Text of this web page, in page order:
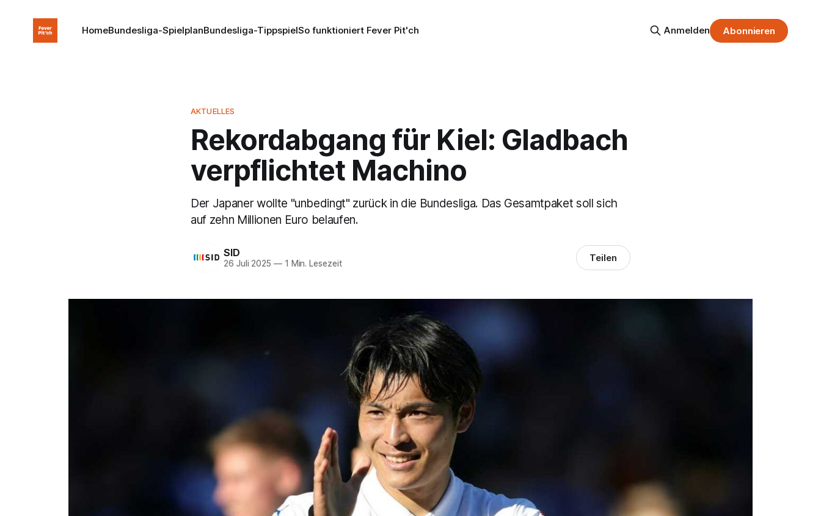
HomeBundesliga-SpielplanBundesliga-TippspielSo funktioniert Fever Pit'ch Anmelden Abonnieren
AKTUELLES
Rekordabgang für Kiel: Gladbach
verpflichtet Machino
Der Japaner wollte "unbedingt" zurück in die Bundesliga. Das Gesamtpaket soll sich
auf zehn Millionen Euro belaufen.
SID
26 Juli 2025 —1 Min. Lesezeit Teilen